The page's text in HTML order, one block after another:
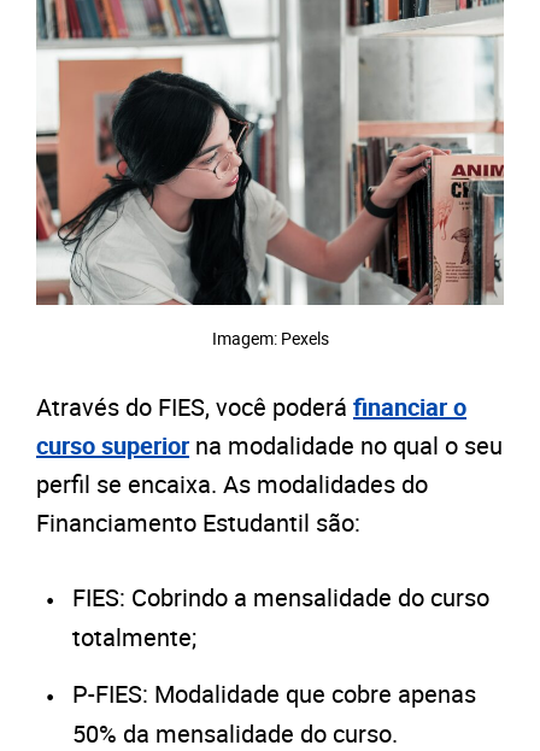
Imagem: Pexels
Através do FIES, você poderá financiar o
curso superior na modalidade no qual o seu
perfil se encaixa. As modalidades do
Financiamento Estudantil são:
FIES: Cobrindo a mensalidade do curso
totalmente;
P-FIES: Modalidade que cobre apenas
50% da mensalidade do curso.